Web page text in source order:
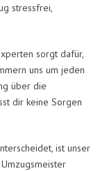
stressfrei,
sorgt dafür,
uns um jeden
über die
dir keine Sorgen
ist unser